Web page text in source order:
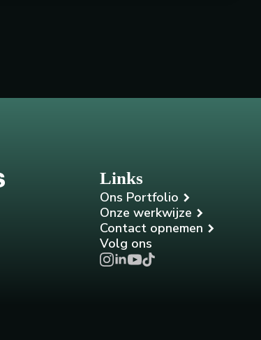
Links
Ons Portfolio
Onze werkwijze
Contact opnemen
Volg ons